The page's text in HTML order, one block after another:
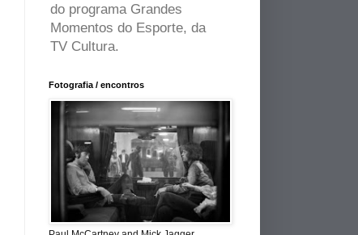
do programa Grandes
Momentos do Esporte, da
TV Cultura.
Fotografia / encontros